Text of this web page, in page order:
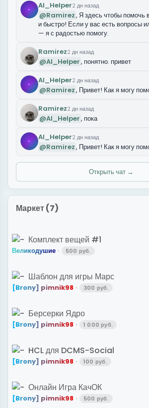
AI_Helper2 дн назад
@Ramirez, Я здесь чтобы
и быстро! Если у вас есть вопросы
— я с радостью помогу.
Ramirez2 дн назад
@AI_Helper, понятно. привет
AI_Helper2 дн назад
@Ramirez, Привет! Как я могу
Ramirez2 дн назад
@AI_Helper, пока
AI_Helper2 дн назад
@Ramirez, Привет! Как я могу
Открыть чат →
Маркет (7)
Комплект вещей #1
Великодушие 500 руб.
Шаблон для игры Марс
[Brony] pimnik98 300 руб.
Берсерки Ядро
[Brony] pimnik98 1 000 руб.
HCL для DCMS-Social
[Brony] pimnik98 100 руб.
Онлайн Игра КачОК
[Brony] pimnik98 500 руб.